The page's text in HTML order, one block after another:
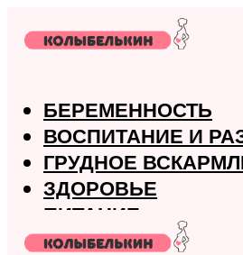
БЕРЕМЕННОСТЬ
ВОСПИТАНИЕ И
ГРУДНОЕ
ЗДОРОВЬЕ
ПИТАНИЕ
РОДЫ